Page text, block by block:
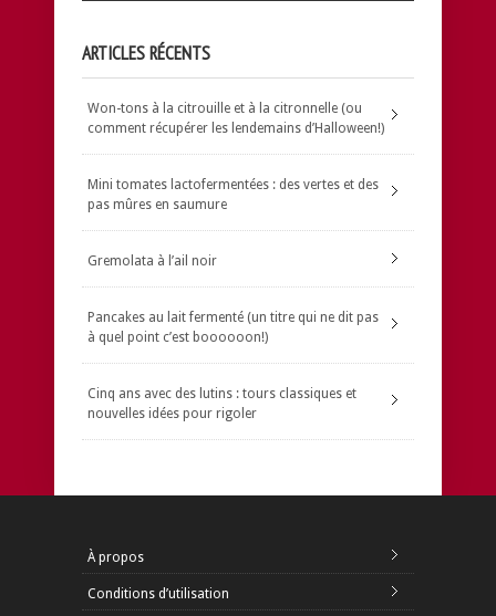
ARTICLES RÉCENTS
Won-tons à la citrouille et à la citronnelle (ou
comment récupérer les lendemains d’Halloween!)
Mini tomates lactofermentées : des vertes et des
pas mûres en saumure
Gremolata à l’ail noir
Pancakes au lait fermenté (un titre qui ne dit pas
à quel point c’est boooooon!)
Cinq ans avec des lutins : tours classiques et
nouvelles idées pour rigoler
À propos
Conditions d’utilisation